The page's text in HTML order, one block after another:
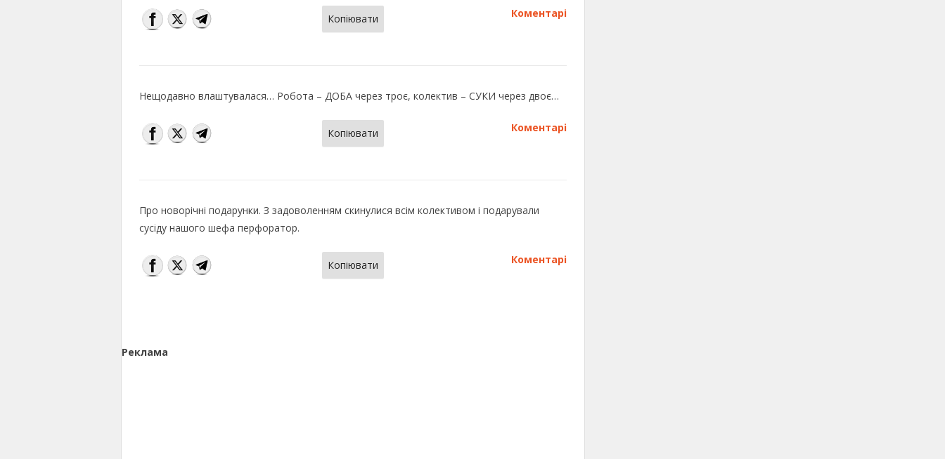
Копіювати Коментарі
Нещодавно влаштувалася… Робота – ДОБА через троє, колектив – СУКИ через двоє…
Копіювати Коментарі
Про новорічні подарунки. З задоволенням скинулися всім колективом і подарували
сусіду нашого шефа перфоратор.
Копіювати Коментарі
Реклама